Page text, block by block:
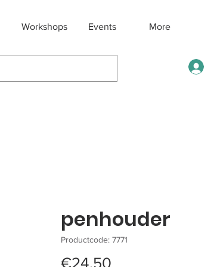
Workshops Events More
penhouder
Productcode: 7771
€24.50